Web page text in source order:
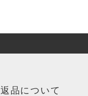
返品について